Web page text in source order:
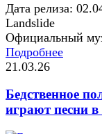
Дата релиза:
Landslide
Официальный
Подробнее
21.03.26
Бедственное
играют песни в